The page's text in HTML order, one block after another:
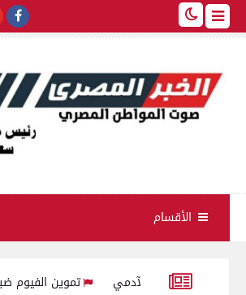
الأقسام
تموين الفيوم ضبط 500 لتر لبن فاسد وغير صالح للاستهلاك الآدمى قبل طرحه بالأسواق